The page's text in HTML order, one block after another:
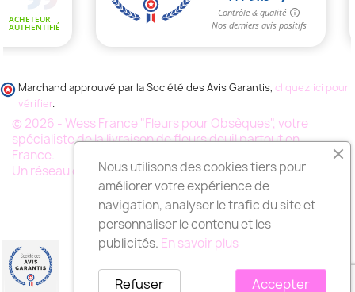
Marchand approuvé par la Société des Avis Garantis, cliquez ici pour
vérifier.
© 2026 - Wess France "Fleurs pour Obsèques", votre
spécialiste de la livraison de fleurs deuil partout en
France.
Un réseau de milliers de fleuristes
Nous utilisons des cookies tiers pour
améliorer votre expérience de
navigation, analyser le trafic du site et
personnaliser le contenu et les
publicités. En savoir plus
Accepter
Refuser